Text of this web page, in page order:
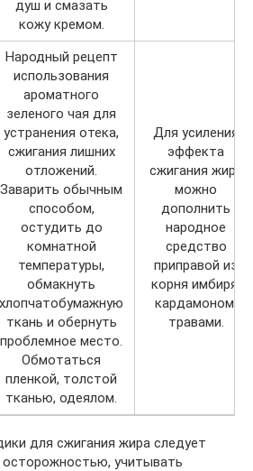
душ и смазать
кожу кремом.
Народный рецепт
использования
ароматного
зеленого чая для
устранения отека,
сжигания лишних
отложений.
Заварить обычным
способом,
остудить до
комнатной
температуры,
обмакнуть
хлопчатобумажную
ткань и обернуть
проблемное место.
Обмотаться
пленкой, толстой
тканью, одеялом.
Для усиления
эффекта
сжигания жира
можно
дополнить
народное
средство
приправой из
корня имбиря,
кардамоном,
травами.
для сжигания жира следует
осторожностью, учитывать